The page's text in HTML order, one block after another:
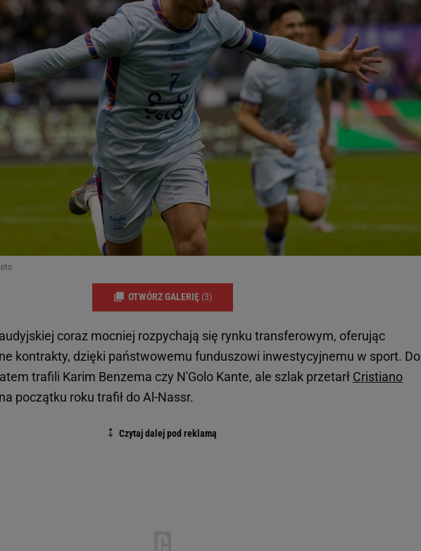
OTWÓRZ GALERIĘ (3)
coraz mocniej rozpychają się rynku transferowym, oferując
kontrakty, dzięki państwowemu funduszowi inwestycyjnemu w sport. Do
trafili Karim Benzema czy N'Golo Kante, ale szlak przetarł Cristiano
początku roku trafił do Al-Nassr.